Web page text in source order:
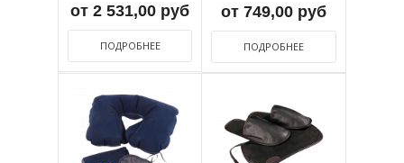
от 2 531,00 руб
ПОДРОБНЕЕ
от 749,00 руб
ПОДРОБНЕЕ